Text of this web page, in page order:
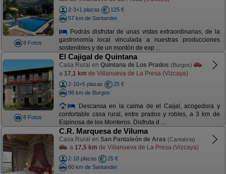
8 Fotos
2-3+1 plazas
125 €
57 km de Santander
Podrás disfrutar de unas vistas extraordinarias, de la
gastronomía local vinculada a nuestras producciones
sostenibles y de un montón de exp ...
8 Fotos
El Cajigal de Quintana
Casa Rural en Quintana de Los Prados (Burgos)
a 17,1 km de Villanueva de La Presa (Vizcaya)
2-10+5 plazas
25 €
98 km de Burgos
Descansa en la calma de el Caijal, acogedora y
confortable casa rural, entre prados y robles, a 3 km de
Espinosa de los Monteros. Disfruta d ...
C.R. Marquesa de Viluma
Casa Rural en San Pantaleón de Aras (Cantabria)
a 17,5 km de Villanueva de La Presa (Vizcaya)
2-18 plazas
25 €
60 km de Santander